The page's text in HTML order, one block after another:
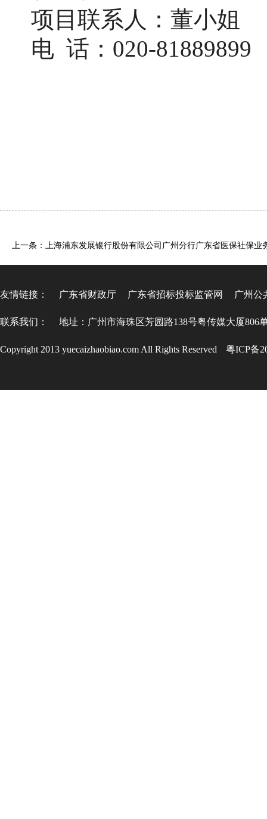
项目联系人：董小姐
电 话：020-81889899
友情链接： 广东省财政厅 广东省招标投标监管网 广州公
联系我们： 地址：广州市海珠区芳园路138号粤传媒大厦806
Copyright 2013 yuecaizhaobiao.com All Rights Reserved 粤ICP备